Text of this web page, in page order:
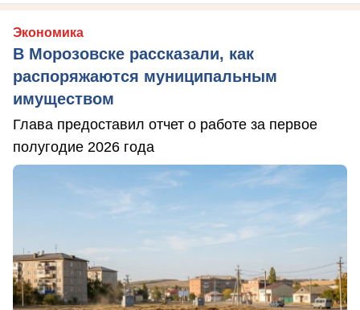
Экономика
В Морозовске рассказали, как
распоряжаются муниципальным
имуществом
Глава предоставил отчет о работе за первое
полугодие 2026 года